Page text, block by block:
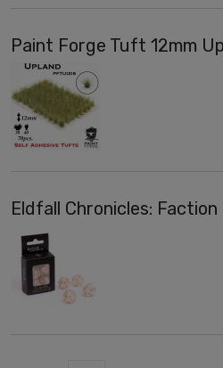
Paint Forge Tuft 12mm
Eldfall Chronicles: